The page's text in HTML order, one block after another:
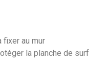
fixer au mur
la planche de surf